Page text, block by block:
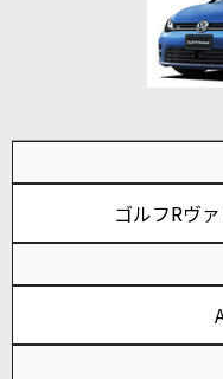
ゴルフRヴ